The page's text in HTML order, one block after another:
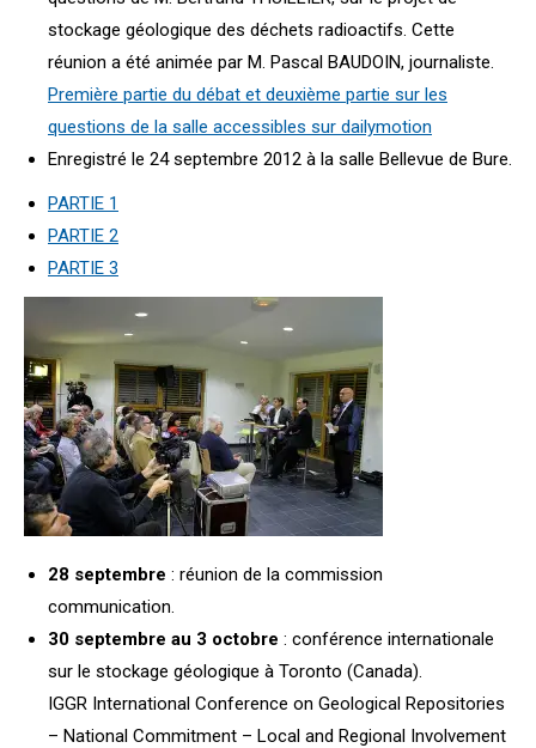
stockage géologique des déchets radioactifs. Cette
réunion a été animée par M. Pascal BAUDOIN, journaliste.
Première partie du débat et deuxième partie sur les
questions de la salle accessibles sur dailymotion
Enregistré le 24 septembre 2012 à la salle Bellevue de Bure.
PARTIE 1
PARTIE 2
PARTIE 3
28 septembre : réunion de la commission
communication.
30 septembre au 3 octobre : conférence internationale
sur le stockage géologique à Toronto (Canada).
IGGR International Conference on Geological Repositories
– National Commitment – Local and Regional Involvement